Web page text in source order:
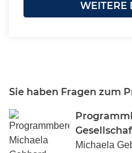
WEITERE
Sie haben Fragen zum
Michaela